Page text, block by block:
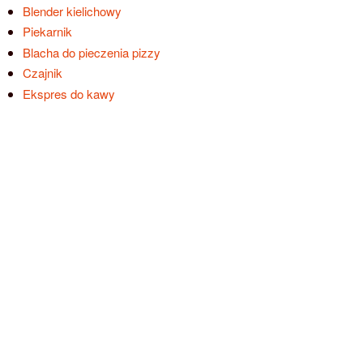
Blender kielichowy
Piekarnik
Blacha do pieczenia pizzy
Czajnik
Ekspres do kawy